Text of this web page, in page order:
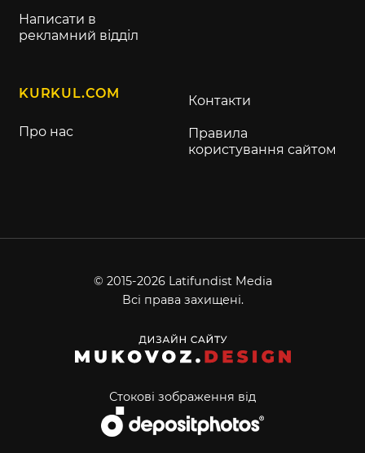
Написати в
рекламний відділ
KURKUL.COM
Про нас
Контакти
Правила
користування сайтом
© 2015-2026 Latifundist Media
Всі права захищені.
Стокові зображення від